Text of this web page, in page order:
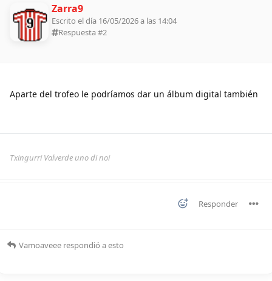
Zarra9
Escrito el día 16/05/2026 a las 14:04
Respuesta #2
Aparte del trofeo le podríamos dar un álbum digital también
Txingurri Valverde uno di noi
Responder
Vamoaveee respondió a esto